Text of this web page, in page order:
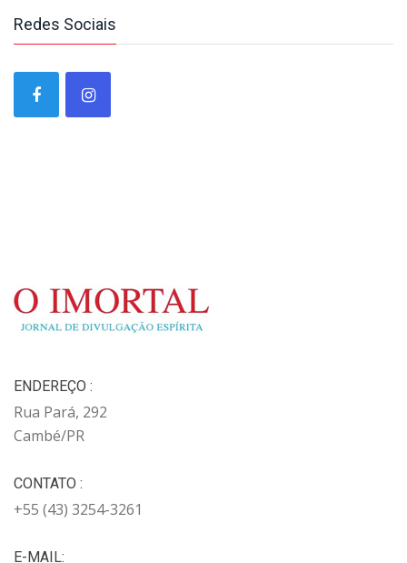
Redes Sociais
ENDEREÇO :
Rua Pará, 292
Cambé/PR
CONTATO :
+55 (43) 3254-3261
E-MAIL: